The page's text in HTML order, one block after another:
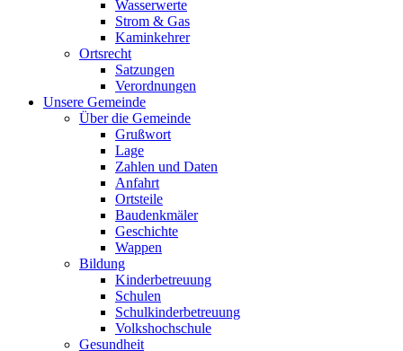
Wasserwerte
Strom & Gas
Kaminkehrer
Ortsrecht
Satzungen
Verordnungen
Unsere Gemeinde
Über die Gemeinde
Grußwort
Lage
Zahlen und Daten
Anfahrt
Ortsteile
Baudenkmäler
Geschichte
Wappen
Bildung
Kinderbetreuung
Schulen
Schulkinderbetreuung
Volkshochschule
Gesundheit